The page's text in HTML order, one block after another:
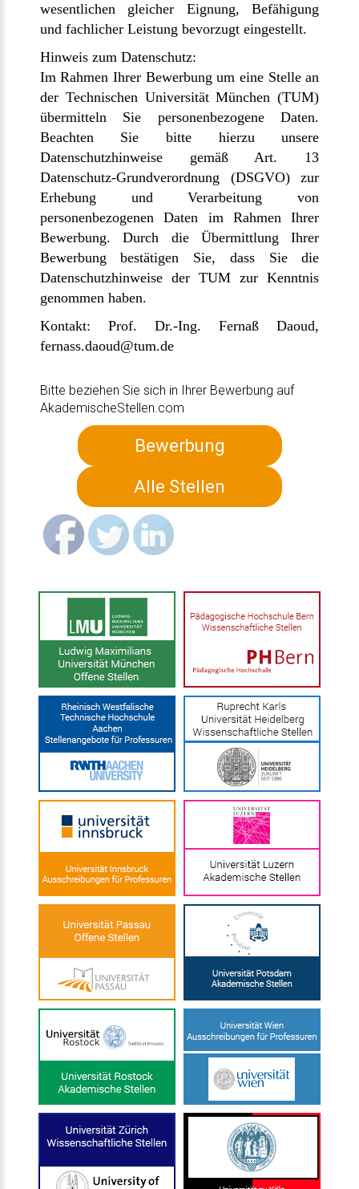
wesentlichen gleicher Eignung, Befähigung
und fachlicher Leistung bevorzugt eingestellt.
Hinweis zum Datenschutz:
Im Rahmen Ihrer Bewerbung um eine Stelle an
der Technischen Universität München (TUM)
übermitteln Sie personenbezogene Daten.
Beachten Sie bitte hierzu unsere
Datenschutzhinweise gemäß Art. 13
Datenschutz-Grundverordnung (DSGVO) zur
Erhebung und Verarbeitung von
personenbezogenen Daten im Rahmen Ihrer
Bewerbung.Durch die Übermittlung Ihrer
Bewerbung bestätigen Sie, dass Sie die
Datenschutzhinweise der TUM zur Kenntnis
genommen haben.
Kontakt: Prof. Dr.-Ing. Fernaß Daoud,
fernass.daoud@tum.de
Bitte beziehen Sie sich in Ihrer Bewerbung auf
AkademischeStellen.com
Bewerbung
Alle Stellen